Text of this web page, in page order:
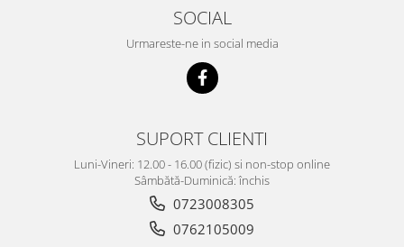
SOCIAL
Urmareste-ne in social media
SUPORT CLIENTI
Luni-Vineri: 12.00 - 16.00 (fizic) si non-stop online
Sâmbătă-Duminică: închis
0723008305
0762105009